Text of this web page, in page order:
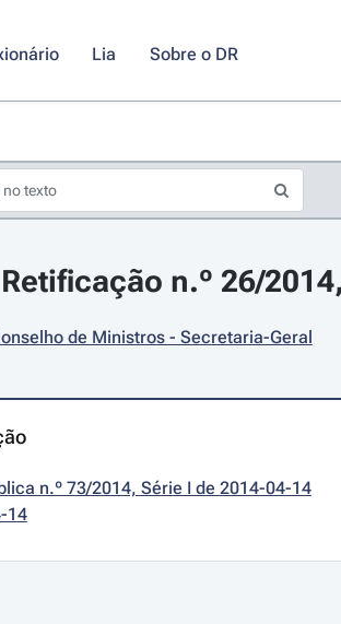
Lia Sobre o DR
n.º 26/
de Ministros - Secretaria-Geral
n.º 73/2014, Série I de 2014-04-14
14